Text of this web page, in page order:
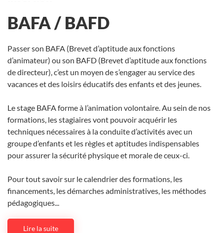
BAFA / BAFD
Passer son BAFA (Brevet d’aptitude aux fonctions
d’animateur) ou son BAFD (Brevet d’aptitude aux fonctions
de directeur), c’est un moyen de s’engager au service des
vacances et des loisirs éducatifs des enfants et des jeunes.
Le stage BAFA forme à l’animation volontaire. Au sein de nos
formations, les stagiaires vont pouvoir acquérir les
techniques nécessaires à la conduite d’activités avec un
groupe d’enfants et les règles et aptitudes indispensables
pour assurer la sécurité physique et morale de ceux-ci.
Pour tout savoir sur le calendrier des formations, les
financements, les démarches administratives, les méthodes
pédagogiques...
Lire la suite